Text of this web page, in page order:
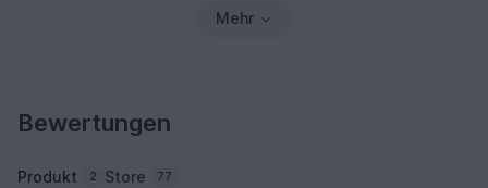
Mehr
Bewertungen
Produkt 2 Store 77